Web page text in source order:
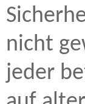
nicht
jeder